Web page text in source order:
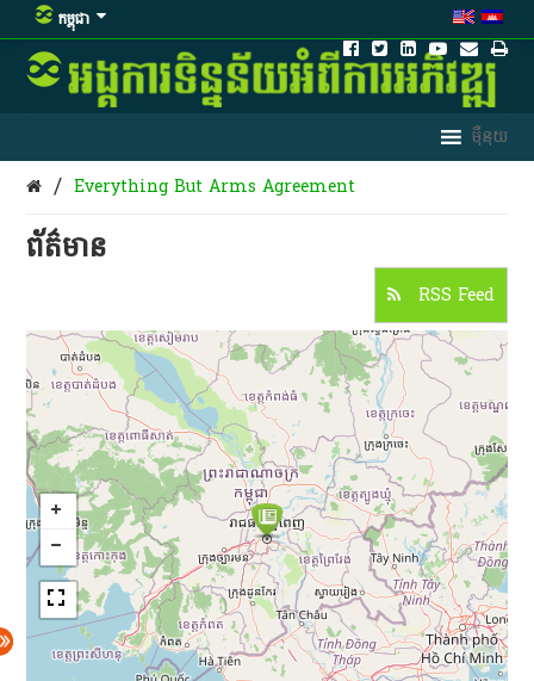
កម្ពុជា
/ Everything But Arms Agreement
ព័ត៌មាន​
RSS Feed